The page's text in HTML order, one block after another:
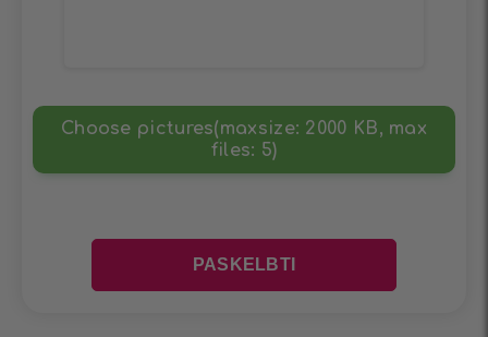
Choose pictures(maxsize: 2000 KB, max
files: 5)